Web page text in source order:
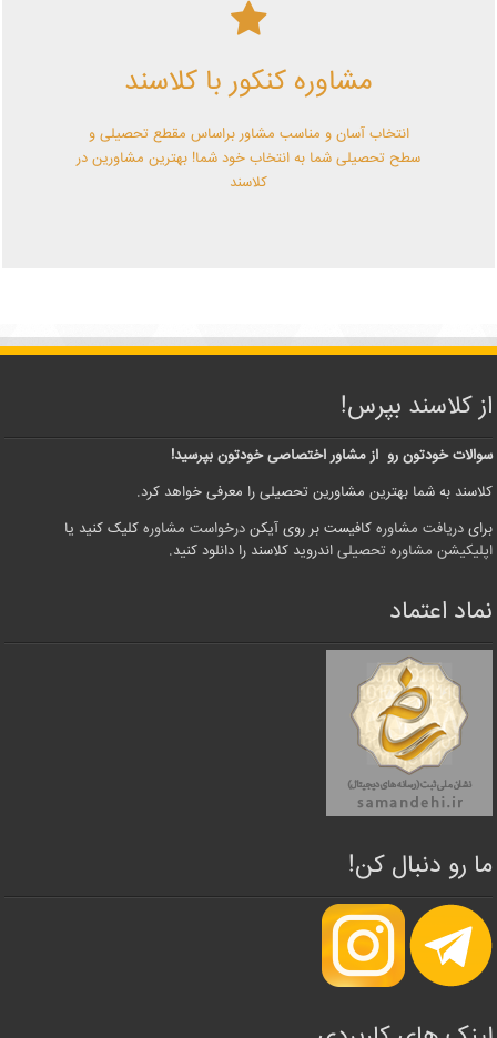
مشاوره کنکور با کلاسند
انتخاب آسان و مناسب مشاور براساس مقطع تحصیلی و
سطح تحصیلی شما به انتخاب خود شما! بهترین مشاورین در
کلاسند
از کلاسند بپرس!
سوالات خودتون رو از مشاور اختصاصی خودتون بپرسید!
کلاسند به شما بهترین مشاورین تحصیلی را معرفی خواهد کرد.
برایدریافت مشاوره کافیست بر روی آیکندرخواست مشاوره کلیک کنید یا
اپلیکیشن مشاوره تحصیلی اندروید کلاسند را دانلود کنید.
نماد اعتماد
ما رو دنبال کن!